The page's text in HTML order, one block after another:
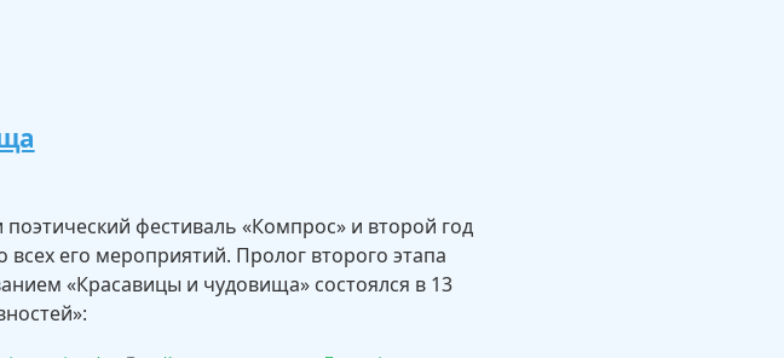
фестиваль «Компрос» и второй год
его мероприятий. Пролог второго этапа
«Красавицы и чудовища» состоялся в 13